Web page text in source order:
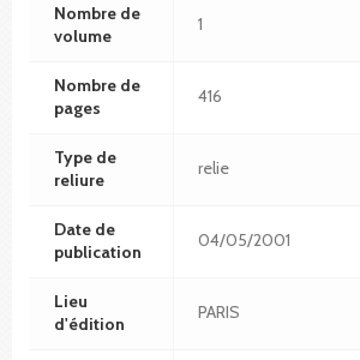
Nombre de
volume
1
Nombre de
pages
416
Type de
reliure
relie
Date de
publication
04/05/2001
Lieu
d'édition
PARIS